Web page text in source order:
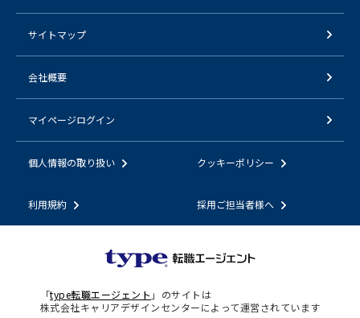
サイトマップ
会社概要
マイページログイン
個人情報の取り扱い クッキーポリシー
利用規約 採用ご担当者様へ
「type転職エージェント 」のサイトは
株式会社キャリアデザインセンターによって運営されています